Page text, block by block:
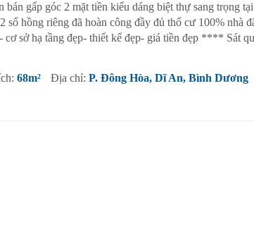
bán gấp góc 2 mặt tiền kiểu dáng biệt thự sang trọng
hồng riêng đã hoàn công đầy đủ thổ cư 100% nhà
sở hạ tầng đẹp- thiết kế đẹp- giá tiền đẹp **** Sát
68m² Địa chỉ: P. Đông Hòa, Dĩ An, Bình Dương